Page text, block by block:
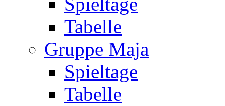
Spieltage
Tabelle
Gruppe Maja
Spieltage
Tabelle